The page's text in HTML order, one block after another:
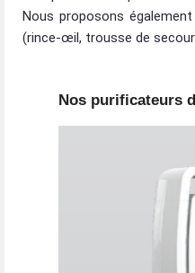
Nous proposons
(rince-œil, trousse de
Nos purificateurs